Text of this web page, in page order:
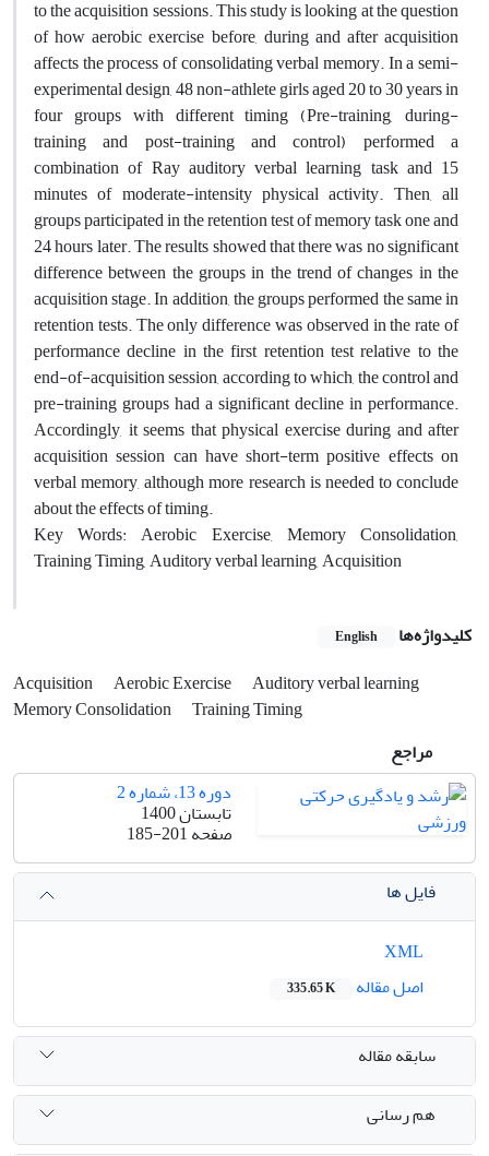
to the acquisition sessions. This study is looking at the question
of how aerobic exercise before, during and after acquisition
affects the process of consolidating verbal memory. In a semi-
experimental design, 48 non-athlete girls aged 20 to 30 years in
four groups with different timing (Pre-training, during-
training and post-training and control) performed a
combination of Ray auditory verbal learning task and 15
minutes of moderate-intensity physical activity. Then, all
groups participated in the retention test of memory task one and
24 hours later. The results showed that there was no significant
difference between the groups in the trend of changes in the
acquisition stage. In addition, the groups performed the same in
retention tests. The only difference was observed in the rate of
performance decline in the first retention test relative to the
end-of-acquisition session, according to which, the control and
pre-training groups had a significant decline in performance.
Accordingly, it seems that physical exercise during and after
acquisition session can have short-term positive effects on
verbal memory, although more research is needed to conclude
about the effects of timing.
Key Words: Aerobic Exercise, Memory Consolidation,
Training Timing, Auditory verbal learning, Acquisition
کلیدواژه‌ها English
Acquisition Aerobic Exercise
Auditory verbal learning
Memory Consolidation
Training Timing
مراجع
دوره 13، شماره 2
تابستان 1400
صفحه185-201
فایل ها
اصل مقاله
335.65 K
سابقه مقاله
هم رسانی